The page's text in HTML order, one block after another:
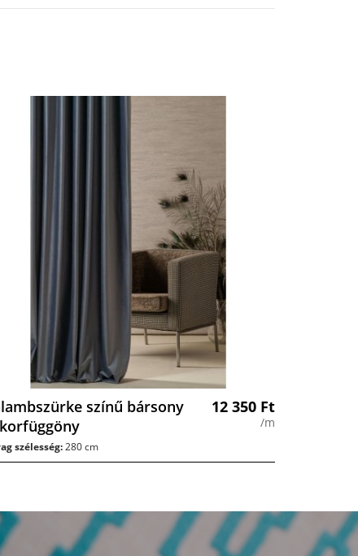
színű bársony
12 350 Ft
/m
szélesség:280 cm